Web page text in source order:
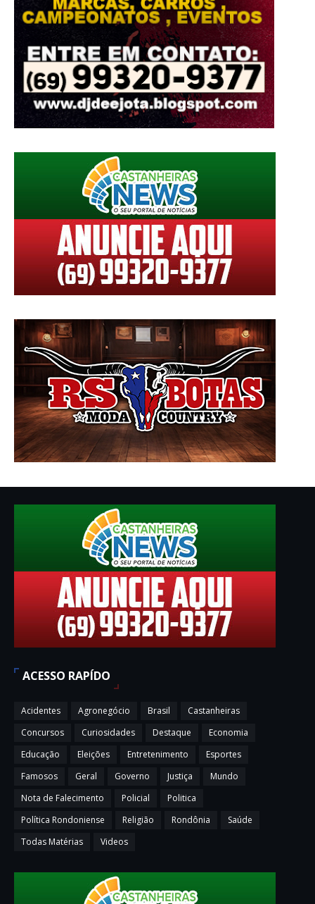
ACESSO RAPÍDO
Acidentes Agronegócio Brasil
Castanheiras
Concursos
Curiosidades Destaque
Economia
Educação
Eleições Entretenimento
Esportes
Famosos
Geral Governo Justiça
Mundo
Nota de Falecimento
Policial
Politica
Política Rondoniense
Religião Rondônia
Saúde
Todas Matérias
Videos